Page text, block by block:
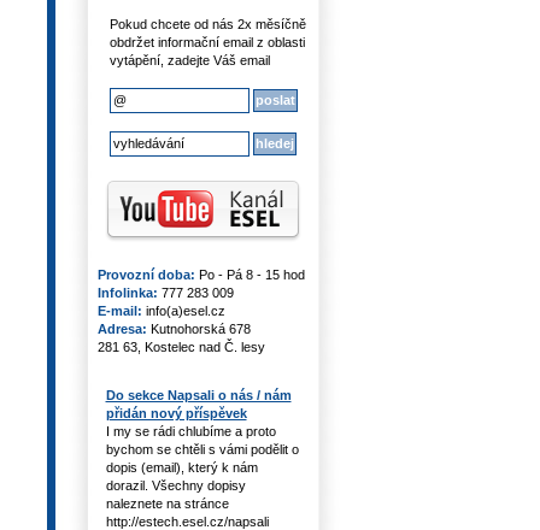
Pokud chcete od nás 2x měsíčně
obdržet informační email z oblasti
vytápění, zadejte Váš email
Provozní doba: Po - Pá 8 - 15 hod
Infolinka: 777 283 009
E-mail: info(a)esel.cz
Adresa: Kutnohorská 678
281 63, Kostelec nad Č. lesy
Do sekce Napsali o nás / nám
přidán nový příspěvek
I my se rádi chlubíme a proto
bychom se chtěli s vámi podělit o
dopis (email), který k nám
dorazil. Všechny dopisy
naleznete na stránce
http://estech.esel.cz/napsali